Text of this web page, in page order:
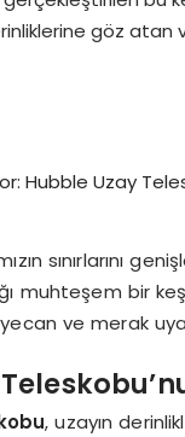
göz
sınırlarını
muhteşem bir
ve merak
, uzayın